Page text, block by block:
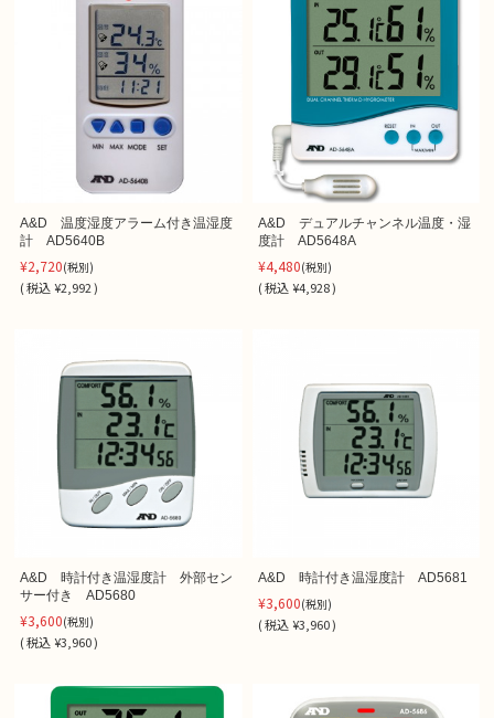
A&D 温度湿度アラーム付き温湿度
計 AD5640B
¥2,720(税別)
(税込¥2,992 )
A&D デュアルチャンネル温度・湿
度計 AD5648A
¥4,480(税別)
(税込 ¥4,928 )
A&D 時計付き温湿度計 外部セン
サー付き AD5680
¥3,600(税別)
(税込¥3,960 )
A&D 時計付き温湿度計 AD5681
¥3,600(税別)
(税込 ¥3,960 )